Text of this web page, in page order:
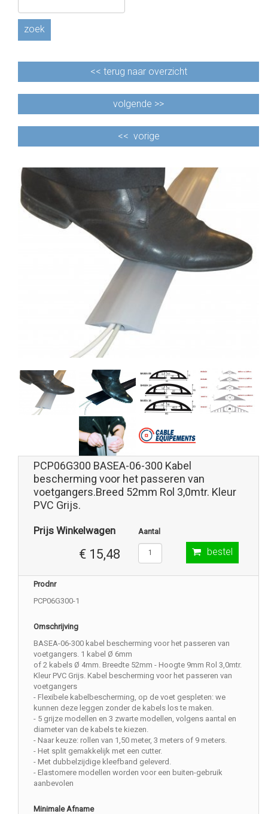
zoek
<< terug naar overzicht
volgende >>
<< vorige
PCP06G300 BASEA-06-300 Kabel
bescherming voor het passeren van
voetgangers.Breed 52mm Rol 3,0mtr. Kleur
PVC Grijs.
Prijs Winkelwagen
€ 15,48
Aantal
bestel
Prodnr
PCP06G300-1
Omschrijving
BASEA-06-300 kabel bescherming voor het passeren van
voetgangers. 1 kabel Ø 6mm
of 2 kabels Ø 4mm. Breedte 52mm - Hoogte 9mm Rol 3,0mtr.
Kleur PVC Grijs. Kabel bescherming voor het passeren van
voetgangers
- Flexibele kabelbescherming, op de voet gespleten: we
kunnen deze leggen zonder de kabels los te maken.
- 5 grijze modellen en 3 zwarte modellen, volgens aantal en
diameter van de kabels te kiezen.
- Naar keuze: rollen van 1,50 meter, 3 meters of 9 meters.
- Het split gemakkelijk met een cutter.
- Met dubbelzijdige kleefband geleverd.
- Elastomere modellen worden voor een buiten-gebruik
aanbevolen
Minimale Afname